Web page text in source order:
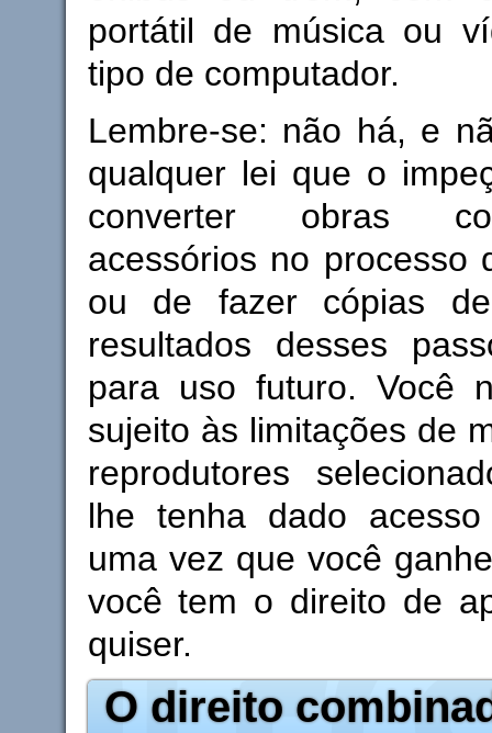
portátil de música ou
tipo de computador.
Lembre-se: não há, e
qualquer lei que o
converter obras
acessórios no processo
ou de fazer cópias
resultados desses
para uso futuro. Você
sujeito às limitações de
reprodutores
lhe tenha dado
uma vez que você
você tem o direito de
quiser.
O direito